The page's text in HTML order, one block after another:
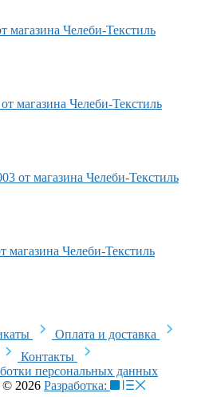
Оплата и доставка
Контакты
персональных данных
© 2026 Разработка: